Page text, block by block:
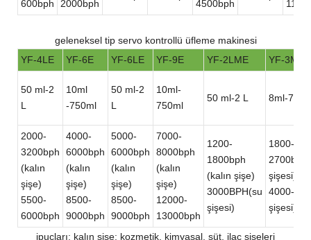
600bph
2000bph
4500bph
geleneksel tip servo kontrollü üfleme makinesi
YF-4LE
YF-6E YF-6LE YF-9E YF-2LME YF-3ME
50 ml-2
L
10ml
-750ml
50 ml-2
L
10ml-
750ml
50 ml-2 L 8ml-
2000-
3200bph
(kalın
şişe)
5500-
6000bph
4000-
6000bph
(kalın
şişe)
8500-
9000bph
5000-
6000bph
(kalın
şişe)
8500-
9000bph
7000-
8000bph
(kalın
şişe)
12000-
13000bph
1200-
1800bph
(kalın şişe)
3000BPH(su
şişesi)
1800-
şişesi)
4000-
şişesi)
ipuçları: kalın şişe: kozmetik, kimyasal, süt, ilaç şişeleri